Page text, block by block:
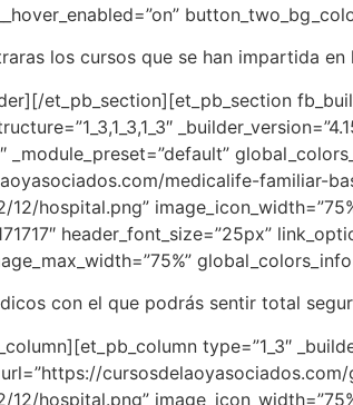
los cursos que se han impartida
et_pb_section][et_pb_section
_module_preset=”default”
medicalife-familiar-
hospital.png”
header_font_size=”25px”
con el que podrás sentir total
type=”1_3″
hospital.png”